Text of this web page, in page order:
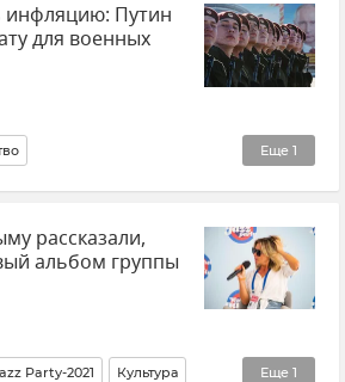
инфляцию: Путин
для военных
Еще 1
рассказали,
альбом группы
Еще 1
Party-2021 Культура